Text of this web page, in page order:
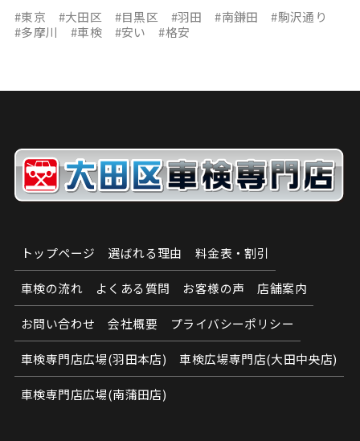
#東京 #大田区 #目黒区 #羽田 #南鎌田 #駒沢通り
#多摩川 #車検 #安い #格安
トップページ 選ばれる理由 料金表・割引
車検の流れ よくある質問 お客様の声 店舗案内
お問い合わせ 会社概要 プライバシーポリシー
車検専門店広場(羽田本店) 車検広場専門店(大田中央店)
車検専門店広場(南蒲田店)